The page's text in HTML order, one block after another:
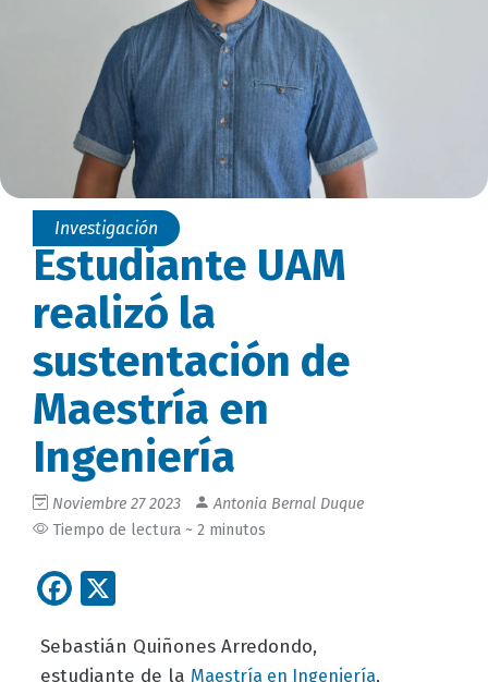
Investigación
Estudiante UAM
realizó la
sustentación de
Maestría en
Ingeniería
Noviembre 27 2023
Antonia Bernal Duque
Tiempo de lectura ~ 2 minutos
Facebook
Sebastián Quiñones Arredondo,
estudiante de la Maestría en Ingeniería,